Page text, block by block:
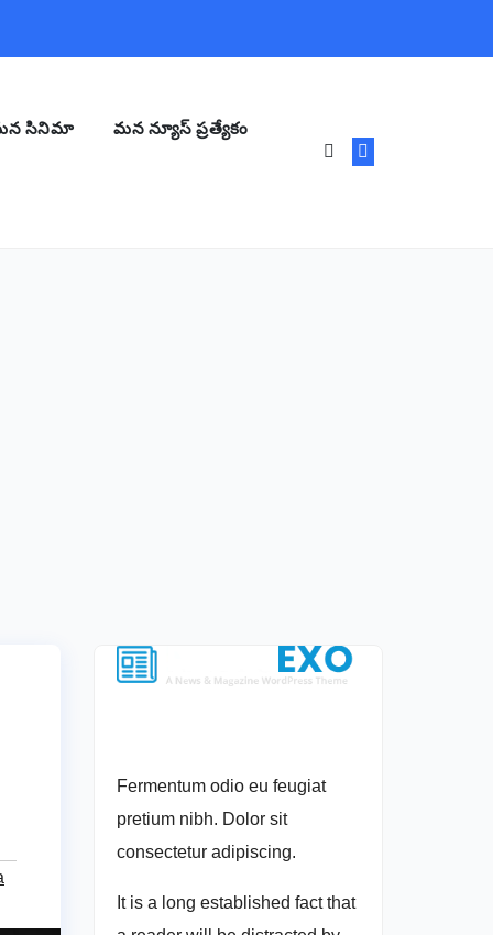
సినిమా మన న్యూస్ ప్రత్యేకం
Fermentum odio eu feugiat
pretium nibh. Dolor sit
consectetur adipiscing.
It is a long established fact that